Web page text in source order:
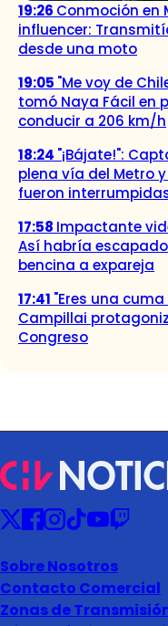
19:26 Conmoción en
influencer:
desde una moto
19:05 "Me voy de
tomó Naya Fácil en
conducir a 206 km/h
18:24 "¡Bájate!":
plena vía del Metro
fueron
17:58 Impactante
Así habría
bencina a expareja
17:41 "Eres una
Campillai
Congreso
Sobre Nosotros
Contacto Comercial
Zonas de